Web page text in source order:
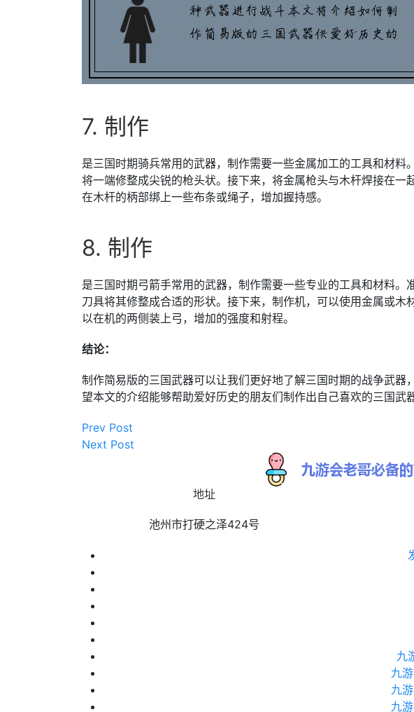
7. 制作
是三国时期骑兵常用的武器，制作需要一些金属加工的工具和材料
将一端修整成尖锐的枪头状。接下来，将金属枪头与木杆焊接在一
在木杆的柄部绑上一些布条或绳子，增加握持感。
8. 制作
是三国时期弓箭手常用的武器，制作需要一些专业的工具和材料。
刀具将其修整成合适的形状。接下来，制作机，可以使用金属或木
以在机的两侧装上弓，增加的强度和射程。
结论：
制作简易版的三国武器可以让我们更好地了解三国时期的战争武器
望本文的介绍能够帮助爱好历史的朋友们制作出自己喜欢的三国武器
Prev Post
Next Post
地址
池州市打硬之泽424号
九
九
九
九